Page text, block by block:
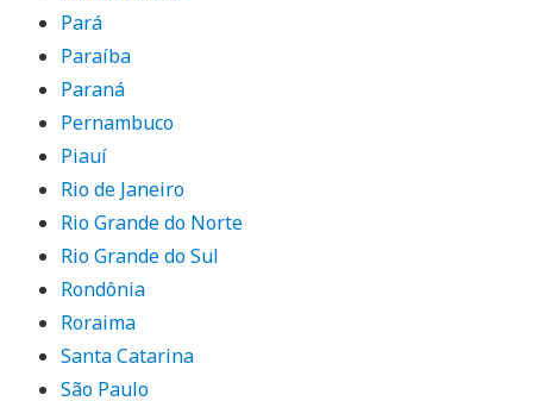
Pará
Paraíba
Paraná
Pernambuco
Piauí
Rio de Janeiro
Rio Grande do Norte
Rio Grande do Sul
Rondônia
Roraima
Santa Catarina
São Paulo